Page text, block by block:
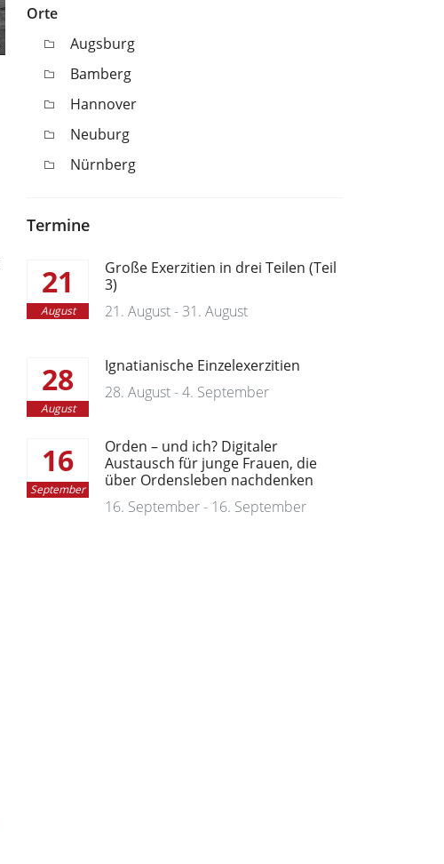
Orte
Augsburg
Bamberg
Hannover
Neuburg
Nürnberg
Termine
21
August
Große Exerzitien in drei Teilen (Teil
3)
21. August - 31. August
28
August
Ignatianische Einzelexerzitien
28. August - 4. September
16
September
Orden – und ich? Digitaler
Austausch für junge Frauen, die
über Ordensleben nachdenken
16. September - 16. September